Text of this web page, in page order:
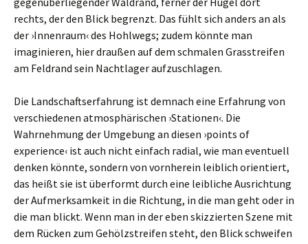
rechts, der den Blick begrenzt. Das fühlt sich anders an als
der ›Innenraum‹ des Hohlwegs; zudem könnte man
imaginieren, hier draußen auf dem schmalen Grasstreifen
am Feldrand sein Nachtlager aufzuschlagen.
Die Landschaftserfahrung ist demnach eine Erfahrung von
verschiedenen atmosphärischen ›Stationen‹. Die
Wahrnehmung der Umgebung an diesen ›points of
experience‹ ist auch nicht einfach radial, wie man eventuell
denken könnte, sondern von vornherein leiblich orientiert,
das heißt sie ist überformt durch eine leibliche Ausrichtung
der Aufmerksamkeit in die Richtung, in die man geht oder in
die man blickt. Wenn man in der eben skizzierten Szene mit
dem Rücken zum Gehölzstreifen steht, den Blick schweifen